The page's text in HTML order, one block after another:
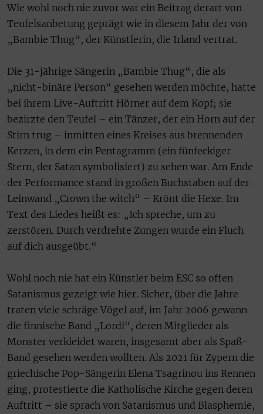
Wie wohl noch nie zuvor war ein Beitrag derart von
Teufelsanbetung geprägt wie in diesem Jahr der von
„Bambie Thug“, der Künstlerin, die Irland vertrat.
Die 31-jährige Sängerin „Bambie Thug“, die als
„nicht-binäre Person“ gesehen werden möchte, hatte
bei ihrem Live-Auftritt Hörner auf dem Kopf; sie
bezirzte den Teufel – ein Tänzer, der ein Horn auf der
Stirn trug – inmitten eines Kreises aus brennenden
Kerzen, in dem ein Pentagramm (ein fünfeckiger
Stern, der Satan symbolisiert) zu sehen war. Am Ende
der Performance stand in großen Buchstaben auf der
Leinwand „Crown the witch“ – Krönt die Hexe. Im
Text des Liedes heißt es: „Ich spreche, um zu
zerstören. Durch verdrehte Zungen wurde ein Fluch
auf dich ausgeübt.“
Wohl noch nie hat ein Künstler beim ESC so offen
Satanismus gezeigt wie hier. Sicher, über die Jahre
traten viele schräge Vögel auf, im Jahr 2006 gewann
die finnische Band „Lordi“, deren Mitglieder als
Monster verkleidet waren, insgesamt aber als Spaß-
Band gesehen werden wollten. Als 2021 für Zypern die
griechische Pop-Sängerin Elena Tsagrinou ins Rennen
ging, protestierte die Katholische Kirche gegen deren
Auftritt – sie sprach von Satanismus und Blasphemie,